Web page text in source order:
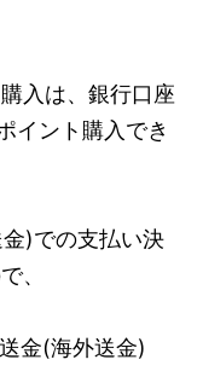
入は、銀行口座
イント購入でき
)での支払い決
、
金(海外送金)